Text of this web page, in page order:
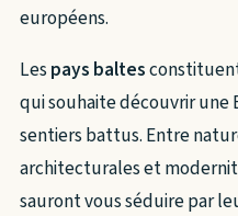
européens.
Lespays baltes
qui souhaite découvrir
sentiers battus. Entre
architecturales et
sauront vous séduire par